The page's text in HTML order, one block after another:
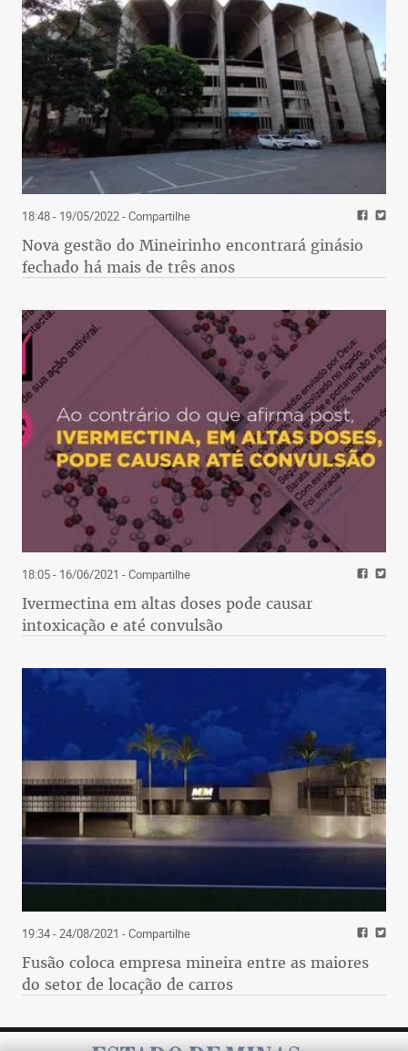
18:48 - 19/05/2022- Compartilhe
Nova gestão do Mineirinho encontrará ginásio
fechado há mais de três anos
18:05 - 16/06/2021 - Compartilhe
Ivermectina em altas doses pode causar
intoxicação e até convulsão
19:34 - 24/08/2021 - Compartilhe
Fusão coloca empresa mineira entre as maiores
do setor de locação de carros